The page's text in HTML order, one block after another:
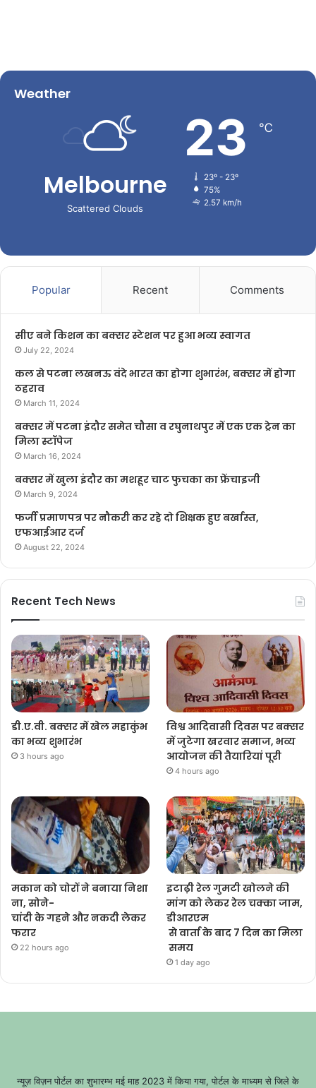
Weather
Melbourne
Scattered Clouds
23 ℃
23º - 23º
75%
2.57 km/h
Popular Recent Comments
सीए बने किशन का बक्सर स्टेशन पर हुआ भव्य स्वागत
July 22, 2024
कल से पटना लखनऊ वंदे भारत का होगा शुभारंभ, बक्सर में होगा
ठहराव
March 11, 2024
बक्सर में पटना इंदौर समेत चौसा व रघुनाथपुर में एक एक ट्रेन का
मिला स्टॉपेज
March 16, 2024
बक्सर में खुला इंदौर का मशहूर चाट फुचका का फ्रेंचाइजी
March 9, 2024
फर्जी प्रमाणपत्र पर नौकरी कर रहे दो शिक्षक हुए बर्खास्त,
एफआईआर दर्ज
August 22, 2024
Recent Tech News
डी.ए.वी. बक्सर में खेल महाकुंभ
का भव्य शुभारंभ
3 hours ago
विश्व आदिवासी दिवस पर बक्सर
में जुटेगा खरवार समाज, भव्य
आयोजन की तैयारियां पूरी
4 hours ago
मकान को चोरों ने बनाया निशा
ना, सोने-
चांदी के गहने और नकदी लेकर
फरार
22 hours ago
इटाढ़ी रेल गुमटी खोलने की
मांग को लेकर रेल चक्का जाम,
डीआरएम
से वार्ता के बाद 7 दिन का मिला
समय
1 day ago
न्यूज़ विज़न पोर्टल का शुभारम्भ मई माह 2023 में किया गया, पोर्टल के माध्यम से जिले के